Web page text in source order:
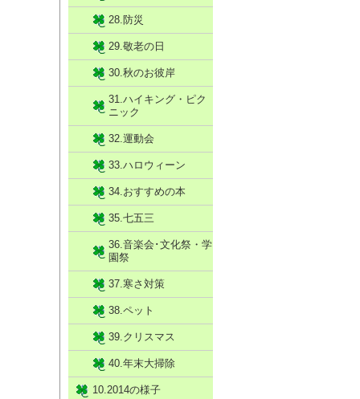
28.防災
29.敬老の日
30.秋のお彼岸
31.ハイキング・ピク
ニック
32.運動会
33.ハロウィーン
34.おすすめの本
35.七五三
36.音楽会･文化祭・学
園祭
37.寒さ対策
38.ペット
39.クリスマス
40.年末大掃除
10.2014の様子